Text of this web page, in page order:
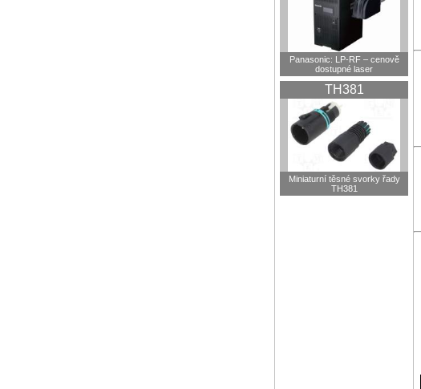
Panasonic: LP-RF – cenově
dostupné laser
TH381
Miniaturní těsné svorky řady
TH381